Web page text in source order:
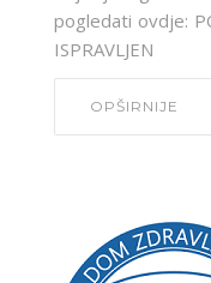
pogledati ovdje:
ISPRAVLJEN
OPŠIRNIJE